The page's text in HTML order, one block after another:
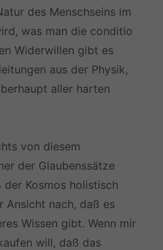
des Menschseins im
was man die conditio
Widerwillen gibt es
aus der Physik,
aller harten
von diesem
der Glaubenssätze
der Kosmos holistisch
Ansicht nach, daß es
Wissen gibt. Wenn mir
will, daß das